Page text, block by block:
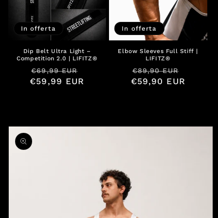
In offerta
Dip Belt Ultra Light –
Competition 2.0 | LIFITZ®
Prezzo
di
€69,99 EUR
scontato
€59,99 EUR
In offerta
Elbow Sleeves Full Stiff |
LIFITZ®
Prezzo
di
€89,90 EUR
€59,90 EUR
Passa alle
informazioni
sul prodotto